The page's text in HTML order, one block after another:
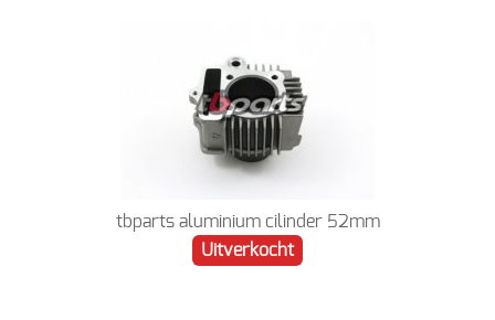
tbparts aluminium cilinder 52mm
Uitverkocht